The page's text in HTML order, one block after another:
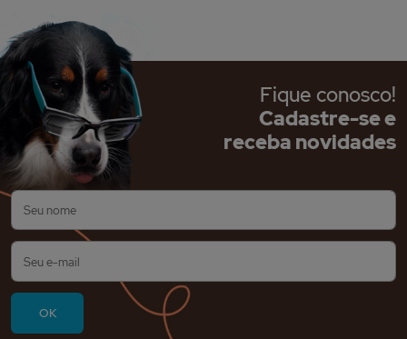
Fique conosco!
Cadastre-se e
receba novidades